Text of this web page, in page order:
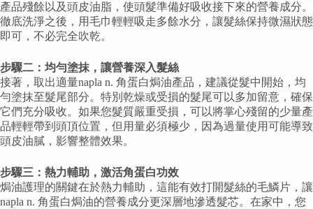
產品殘餘以及頭皮油脂，使頭髮準備好吸收接下來的營養成分。
徹底洗淨之後，用毛巾輕輕吸走多餘水分，讓髮絲保持微濕狀態
即可，不必完全吹乾。
步驟二：均勻塗抹，讓營養深入髮絲
接著，取出適量napla n. 角蛋白焗油產品，建議從髮中開始，均
勻塗抹至髮尾部分。特別乾燥或受損的髮尾可以多加留意，確保
它們充分吸收。如果您髮質嚴重受損，可以將掌心殘留的少量產
品輕輕帶到頭頂位置，但用量必須極少，因為過量使用可能導致
頭皮油膩，影響整體效果。
步驟三：熱力輔助，激活角蛋白功效
焗油護理的關鍵在於熱力輔助，這能有效打開髮絲的毛鱗片，讓
napla n. 角蛋白焗油的營養成分更深層地滲透髮芯。在家中，您